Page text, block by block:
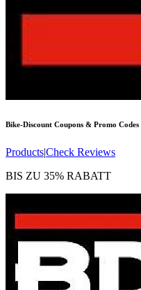
Bike-Discount Coupons & Promo Codes
Products|Check Reviews
BIS ZU 35% RABATT